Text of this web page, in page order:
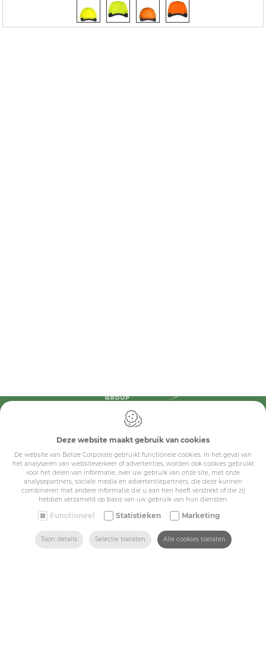
IDcreation 2024
Cookie policy
Privacy policy
Algemene voorwaarden
Belize Corporate
BE 0432.044.235
Sitemap
Corporate
Deze website maakt gebruik van cookies
De website van Belize Corporate gebruikt functionele cookies. In het geval van
het analyseren van websiteverkeer of advertenties, worden ook cookies gebruikt
voor het delen van informatie, over uw gebruik van onze site, met onze
analysepartners, sociale media en advertentiepartners, die deze kunnen
combineren met andere informatie die u aan hen heeft verstrekt of die zij
hebben verzameld op basis van uw gebruik van hun diensten.
Functioneel Statistieken Marketing
Toon details Selectie toelaten Alle cookies toelaten
ZOEKEN HOME MAIL ONS VIND ONS BEL ONS